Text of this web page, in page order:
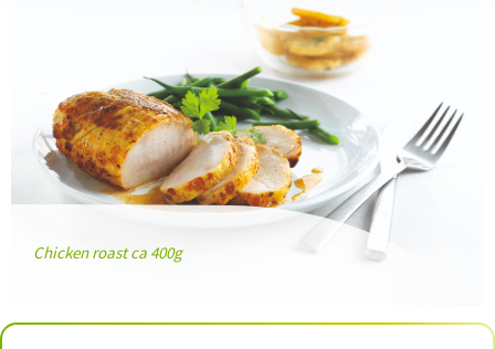
Chicken roast ca 400g